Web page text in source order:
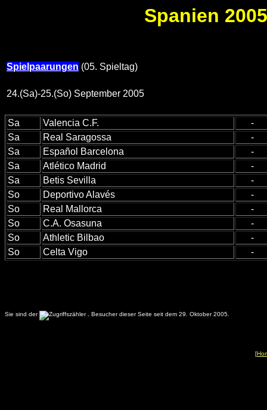
Spanien
Spielpaarungen (05. Spieltag)
24.(Sa)-25.(So) September 2005
Sa Valencia C.F.
-
Sa
Real Saragossa
-
Sa
Español Barcelona
-
Sa
Atlético Madrid
-
Sa
Betis Sevilla
-
So
Deportivo Alavés
-
So
Real Mallorca
-
So
C.A. Osasuna
-
So
Athletic Bilbao
-
So
Celta Vigo -
Sie sind der . Besucher dieser Seite seit dem 29. Oktober 2005.
[